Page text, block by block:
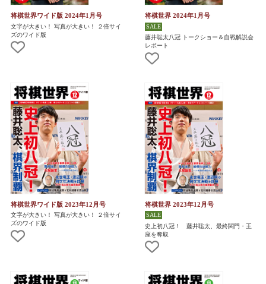
将棋世界ワイド版 2024年1月号
文字が大きい！ 写真が大きい！ ２倍サイ
ズのワイド版
将棋世界 2024年1月号
藤井聡太八冠 トークショー＆自戦解説会
レポート
将棋世界ワイド版 2023年12月号
文字が大きい！ 写真が大きい！ ２倍サイ
ズのワイド版
将棋世界 2023年12月号
史上初八冠！ 藤井聡太、最終関門・王
座を奪取